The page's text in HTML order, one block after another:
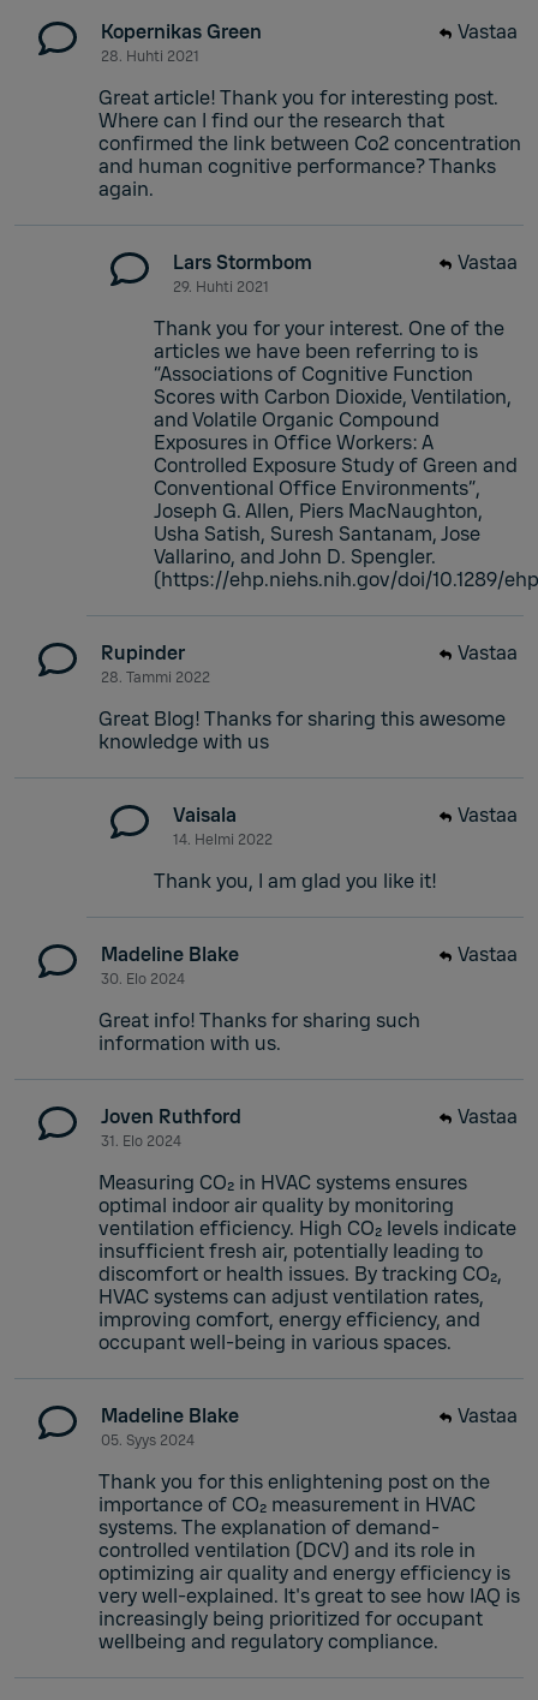
Kopernikas Green
28. Huhti 2021
Great article! Thank you for interesting post.
Where can I find our the research that
confirmed the link between Co2 concentration
and human cognitive performance? Thanks
again.
Vastaa
Lars Stormbom
29. Huhti 2021
Thank you for your interest. One of the
articles we have been referring to is
“Associations of Cognitive Function
Scores with Carbon Dioxide, Ventilation,
and Volatile Organic Compound
Exposures in Office Workers: A
Controlled Exposure Study of Green and
Conventional Office Environments”,
Joseph G. Allen, Piers MacNaughton,
Usha Satish, Suresh Santanam, Jose
Vallarino, and John D. Spengler.
(https://ehp.niehs.nih.gov/doi/10.1289/
Vastaa
Rupinder
28. Tammi 2022
Great Blog! Thanks for sharing this awesome
knowledge with us
Vastaa
Vaisala
14. Helmi 2022
Thank you, I am glad you like it!
Vastaa
Madeline Blake
30. Elo 2024
Great info! Thanks for sharing such
information with us.
Vastaa
Joven Ruthford
31. Elo 2024
Measuring CO₂ in HVAC systems ensures
optimal indoor air quality by monitoring
ventilation efficiency. High CO₂ levels indicate
insufficient fresh air, potentially leading to
discomfort or health issues. By tracking CO₂,
HVAC systems can adjust ventilation rates,
improving comfort, energy efficiency, and
occupant well-being in various spaces.
Vastaa
Madeline Blake
05. Syys 2024
Thank you for this enlightening post on the
importance of CO₂ measurement in HVAC
systems. The explanation of demand-
controlled ventilation (DCV) and its role in
optimizing air quality and energy efficiency is
very well-explained. It's great to see how IAQ is
increasingly being prioritized for occupant
wellbeing and regulatory compliance.
Vastaa